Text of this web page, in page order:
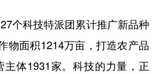
科技特派团累计推广新品种
物面积1214万亩，打造农产品
主体1931家。科技的力量，正